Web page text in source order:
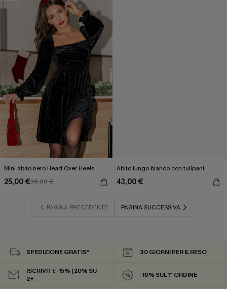
Mini abito nero Head Over Heels
25,00 €36,00 €
Abito lungo bianco con tulipani
43,00 €
PAGINA PRECEDENTE PAGINA SUCCESSIVA
SPEDIZIONE GRATIS* 30 GIORNI PER IL RESO
ISCRIVITI: -15% | 20% SU
2+
-10% SUL 1° ORDINE